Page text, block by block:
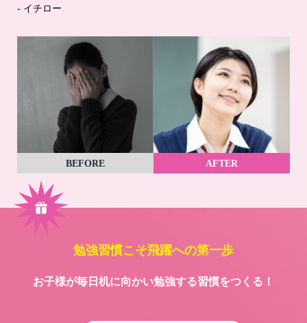
- イチロー
BEFORE AFTER
勉強習慣こそ飛躍への第一歩
お子様が毎日机に向かい勉強する習慣をつくる！